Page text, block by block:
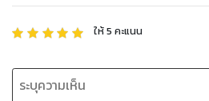
ให้5 คะแนน